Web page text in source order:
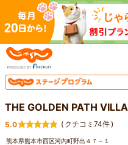
THE GOLDEN PATH VILLA
5.0 ( クチコミ74件)
熊本県熊本市西区河内町野出４７－１